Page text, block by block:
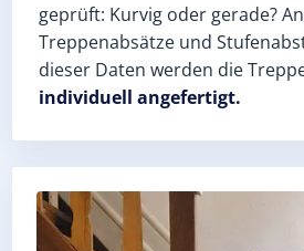
geprüft: Kurvig oder gerade?
Treppenabsätze und
dieser Daten werden die
individuell angefertigt.
Schneller, sauberer Einbau